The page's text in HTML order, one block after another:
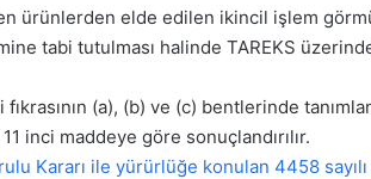
ürünlerden elde edilen ikincil işlem
tabi tutulması halinde TAREKS
fıkrasının (a), (b) ve (c) bentlerinde
inci maddeye göre sonuçlandırılır.
Kararı ile yürürlüğe konulan 4458